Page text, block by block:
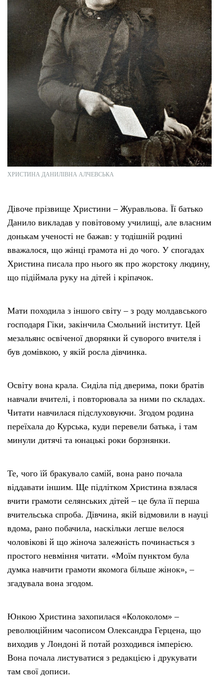
ХРИСТИНА ДАНИЛІВНА АЛЧЕВСЬКА
Дівоче прізвище Христини – Журавльова. Її батько
Данило викладав у повітовому училищі, але власним
донькам ученості не бажав: у тодішній родині
вважалося, що жінці грамота ні до чого. У спогадах
Христина писала про нього як про жорстоку людину,
що підіймала руку на дітей і кріпачок.
Мати походила з іншого світу – з роду молдавського
господаря Гіки, закінчила Смольний інститут. Цей
мезальянс освіченої дворянки й суворого вчителя і
був домівкою, у якій росла дівчинка.
Освіту вона крала. Сиділа під дверима, поки братів
навчали вчителі, і повторювала за ними по складах.
Читати навчилася підслуховуючи. Згодом родина
переїхала до Курська, куди перевели батька, і там
минули дитячі та юнацькі роки борзнянки.
Те, чого їй бракувало самій, вона рано почала
віддавати іншим. Ще підлітком Христина взялася
вчити грамоти селянських дітей – це була її перша
вчительська спроба. Дівчина, якій відмовили в науці
вдома, рано побачила, наскільки легше велося
чоловікові й що жіноча залежність починається з
простого невміння читати. «Моїм пунктом була
думка навчити грамоти якомога більше жінок», –
згадувала вона згодом.
Юнкою Христина захопилася «Колоколом» –
революційним часописом Олександра Герцена, що
виходив у Лондоні й потай розходився імперією.
Вона почала листуватися з редакцією і друкувати
там свої дописи.